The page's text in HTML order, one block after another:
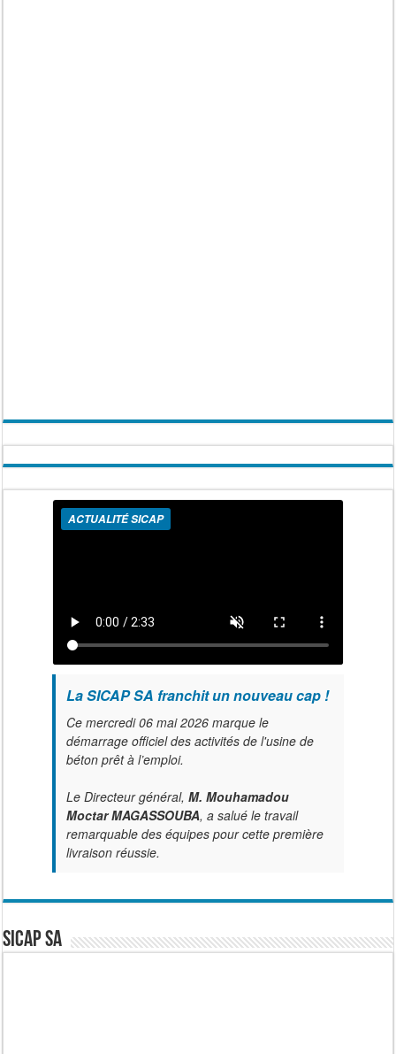
ACTUALITÉ SICAP
La SICAP SA franchit un nouveau cap !
Ce mercredi 06 mai 2026 marque le
démarrage officiel des activités de l'usine de
béton prêt à l’emploi.
Le Directeur général, M. Mouhamadou
Moctar MAGASSOUBA, a salué le travail
remarquable des équipes pour cette première
livraison réussie.
SICAP SA